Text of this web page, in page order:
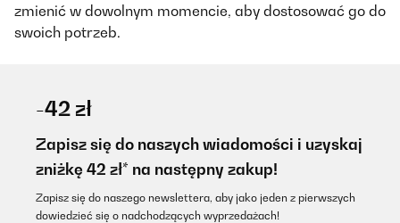
zmienić w dowolnym momencie, aby dostosować go do
swoich potrzeb.
-42 zł
Zapisz się do naszych wiadomości i uzyskaj
zniżkę 42 zł* na następny zakup!
Zapisz się do naszego newslettera, aby jako jeden z pierwszych
dowiedzieć się o nadchodzących wyprzedażach!